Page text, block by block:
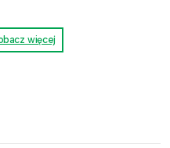
więcej